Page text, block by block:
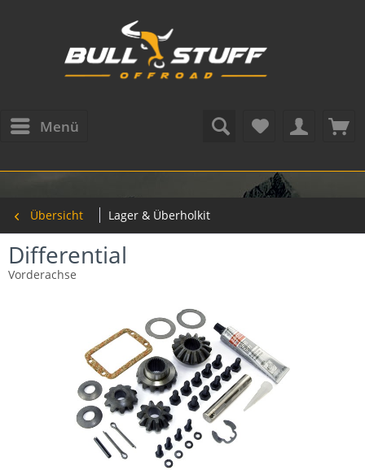
Menü
Übersicht Lager & Überholkit
Differential
Vorderachse